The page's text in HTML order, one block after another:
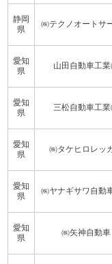
静岡
県
㈱テクノオートサ
愛知
県
山田自動車工業
愛知
県
三松自動車工業
愛知
県
㈱タケヒロレッ
愛知
県
㈱ヤナギサワ自動
愛知
県
㈱矢神自動車